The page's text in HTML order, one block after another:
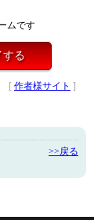
ムです
る
[ 作者様サイト ]
>>戻る